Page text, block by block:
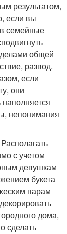
результатом,
если вы
в семейные
общей
развод.
если
они
непонимания
с учетом
девушкам
букета
парам
дома,
сделать